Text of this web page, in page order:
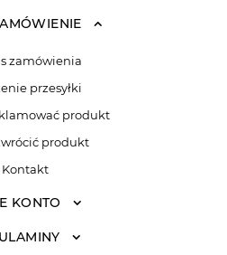
zamówienia
przesyłki
produkt
produkt
Kontakt
KONTO